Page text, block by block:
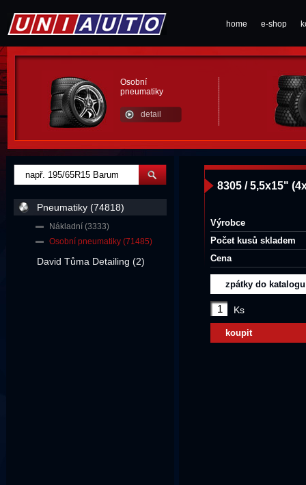
home e-shop
Osobní
pneumatiky
detail
8305 / 5,5x15"
Výrobce
Počet kusů skladem
Cena
zpátky do katalogu
Ks
koupit
Pneumatiky (74818)
Nákladní (3333)
Osobní pneumatiky (71485)
David Tůma Detailing (2)